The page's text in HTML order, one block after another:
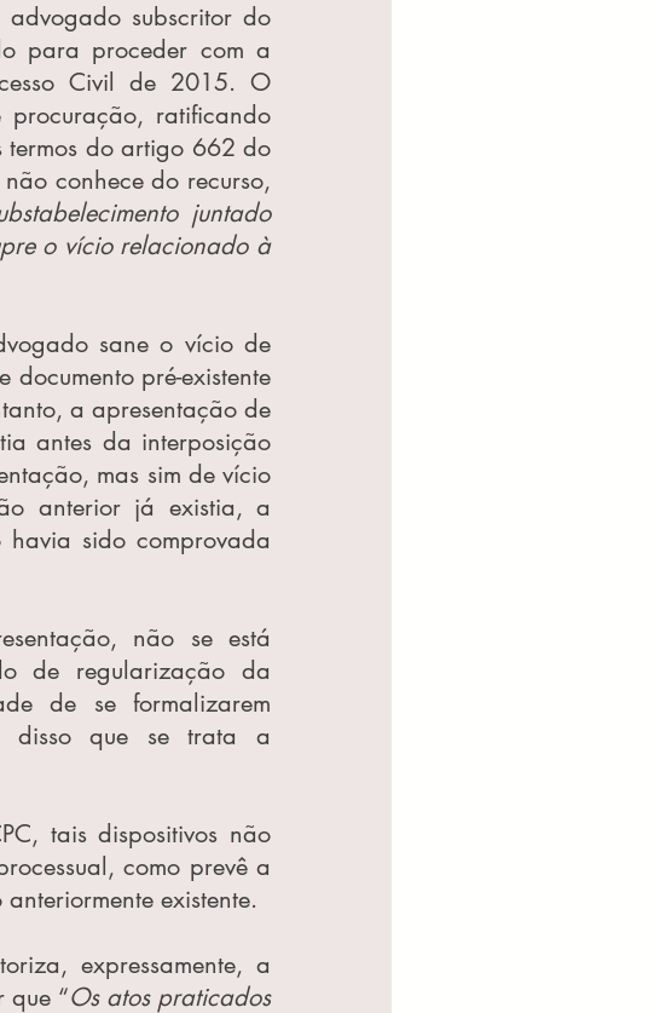
subscritor do
para proceder com a
Civil de 2015. O
ratificando
termos do artigo 662 do
conhece do recurso,
juntado
o vício relacionado à
sane o vício de
pré-existente
a apresentação de
antes da interposição
mas sim de vício
anterior já existia, a
sido comprovada
não se está
de regularização da
de se formalizarem
disso que se trata a
tais dispositivos não
como prevê a
existente.
expressamente, a
que “Os atos praticados